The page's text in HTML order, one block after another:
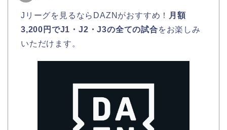
Jリーグを見るならDAZNがおすすめ！
月額
3,200円でJ1・J2・J3の全ての試合をお楽しみ
いただけます。